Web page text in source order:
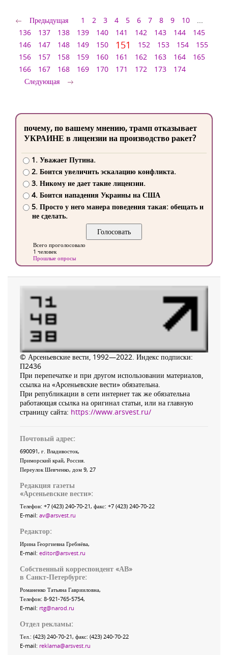
Предыдущая 1 2 3 4 5 6 7 8 9 10
...
136
137 138 139 140 141 142 143 144
145
146
147 148 149 150 151 152 153 154
155
156
157 158 159 160 161 162 163 164
165
166
167 168 169 170 171 172 173
174
Следующая
почему, по вашему мнению, трамп отказывает
УКРАИНЕ в лицензии на производство ракет?
1. Уважает Путина.
2. Боится увеличить эскалацию конфликта.
3. Никому не дает такие лицензии.
4. Боится нападения Украины на США
5. Просто у него манера поведения такая: обещать и
не сделать.
Всего проголосовало
1 человек
Прошлые опросы
© Арсеньевские вести, 1992—2022. Индекс подписки:
П2436
При перепечатке и при другом использовании материалов,
ссылка на «Арсеньевские вести» обязательна.
При републикации в сети интернет так же обязательна
работающая ссылка на оригинал статьи, или на главную
страницу сайта: https://www.arsvest.ru/
Почтовый адрес:
690091, г. Владивосток,
Приморский край, Россия
Переулок Шевченко, дом 9, 27
Редакция газеты
«Арсеньевские вести»:
Телефон: +7 (423) 240-70-21, факс: +7 (423) 240-70-22
E-mail: av@arsvest.ru
Редактор:
Ирина Георгиевна Гребнёва,
E-mail: editor@arsvest.ru
Собственный корреспондент «АВ»
в Санкт-Петербурге:
Романенко Татьяна Гаврииловна,
Телефон: 8-921-765-5754,
E-mail: rtg@narod.ru
Отдел рекламы:
Тел.: (423) 240-70-21, факс: (423) 240-70-22
E-mail: reklama@arsvest.ru